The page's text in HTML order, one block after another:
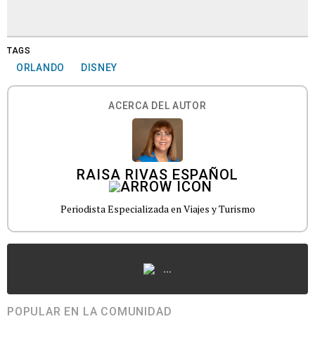
TAGS
ORLANDO DISNEY
ACERCA DEL AUTOR
RAISA RIVAS ESPAÑOL
Periodista Especializada en Viajes y Turismo
...
POPULAR EN LA COMUNIDAD